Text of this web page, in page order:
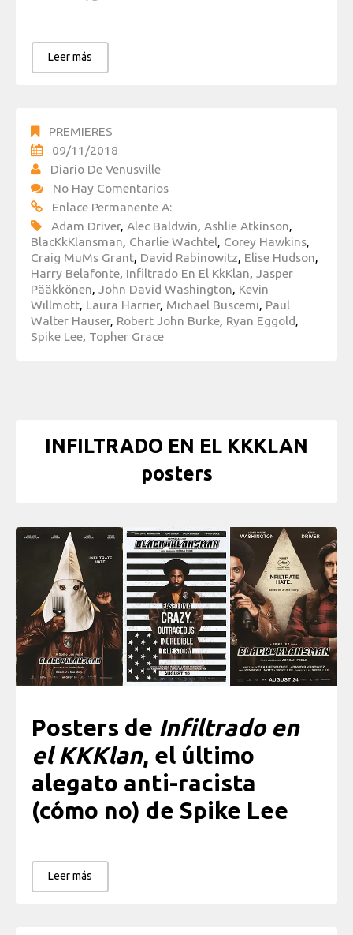
Leer más
PREMIERES
09/11/2018
Diario De Venusville
No Hay Comentarios
Enlace Permanente A:
Adam Driver, Alec Baldwin Ashlie Atkinson
BlacKkKlansman Charlie Wachtel Corey Hawkins
Craig MuMs Grant David Rabinowitz Elise Hudson
Harry Belafonte Infiltrado En El KkKlan
Jasper
Pääkkönen
John David Washington Kevin
Willmott Laura Harrier, Michael Buscemi Paul
Walter Hauser, Robert John Burke Ryan Eggold
Spike Lee Topher Grace
INFILTRADO EN EL KKKLAN
posters
Posters de Infiltrado en
el KKKlan, el último
alegato anti-racista
(cómo no) de Spike Lee
Leer más